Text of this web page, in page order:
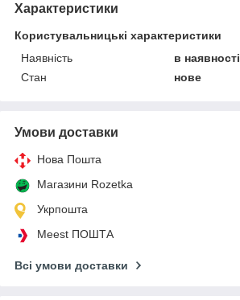
Характеристики
Користувальницькі характеристики
Наявність
в наявності
Стан
нове
Умови доставки
Нова Пошта
Магазини Rozetka
Укрпошта
Meest ПОШТА
Всі умови доставки